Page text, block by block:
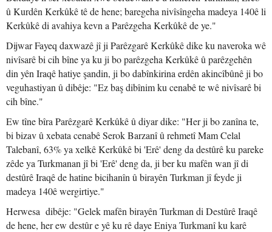
û Kurdên Kerkûkê tê de hene; baregeha nivîsîngeha madeya 140ê li
Kerkûkê di avahiya kevn a Parêzgeha Kerkûkê de ye."
Dijwar Fayeq daxwazê jî ji Parêzgarê Kerkûkê dike ku naveroka wê
nivîsarê bi cih bîne ya ku ji bo parêzgeha Kerkûkê û parêzgehên
din yên Iraqê hatiye şandin, ji bo dabînkirina erdên akincîbûnê ji bo
veguhastiyan û dibêje: "Ez baş dibînim ku cenabê te wê nivîsarê bi
cih bîne."
Ew tîne bîra Parêzgarê Kerkûkê û diyar dike: "Her ji bo zanîna te,
bi bizav û xebata cenabê Serok Barzanî û rehmetî Mam Celal
Talebanî, 63% ya xelkê Kerkûkê bi 'Erê' deng da destûrê ku pareke
zêde ya Turkmanan jî bi 'Erê' deng da, ji ber ku mafên wan jî di
destûrê Iraqê de hatine bicihanîn û birayên Turkman jî feyde ji
madeya 140ê wergirtiye."
Herwesa dibêje: "Gelek mafên birayên Turkman di Destûrê Iraqê
de hene, her ew destûr e yê ku rê daye Eniya Turkmanî ku karê